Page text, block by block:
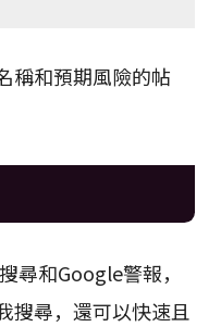
稱和預期風險的帖
尋和Google警報，
搜尋，還可以快速且